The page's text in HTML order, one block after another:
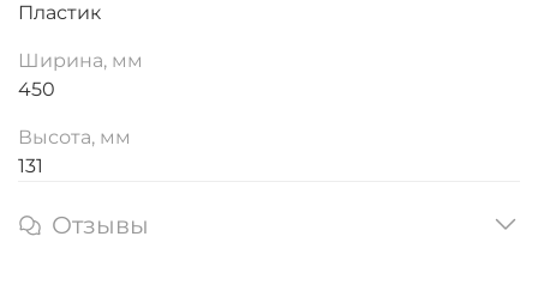
Пластик
Ширина, мм
450
Высота, мм
131
Отзывы